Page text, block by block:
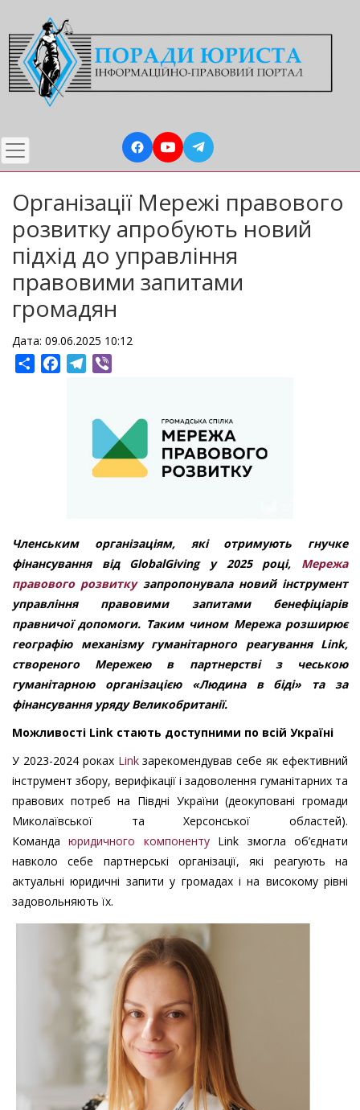
до
основного
вмісту
Організації Мережі правового
розвитку апробують новий
підхід до управління
правовими запитами
громадян
Дата: 09.06.2025 10:12
ShareFacebookTelegram
Членським організаціям, які отримують гнучке
фінансування від GlobalGiving у 2025 році, Мережа
правового розвиткузапропонувала новий інструмент
управління правовими запитами бенефіціарів
правничої допомоги. Таким чином Мережа розширює
географію механізму гуманітарного реагування Link,
створеного Мережею в партнерстві з чеською
гуманітарною організацією «Людина в біді» та за
фінансування уряду Великобританії.
Можливості Link стають доступними по всій Україні
У 2023-2024 роках Linkзарекомендував себе як ефективний
інструмент збору, верифікації і задоволення гуманітарних та
правових потреб на Півдні України (деокуповані громади
Миколаївської та Херсонської областей).
Командаюридичного компонентуLink змогла об’єднати
навколо себе партнерські організації, які реагують на
актуальні юридичні запити у громадах і на високому рівні
задовольняють їх.